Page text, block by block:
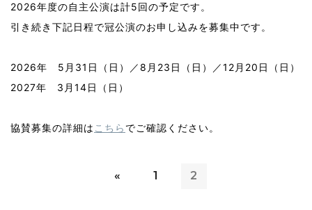
2026年度の自主公演は計5回の予定です。
引き続き下記日程で冠公演のお申し込みを募集中です。
2026年 5月31日（日）／8月23日（日）／12月20日（日）
2027年 3月14日（日）
協賛募集の詳細は こちら でご確認ください。
« 1 2